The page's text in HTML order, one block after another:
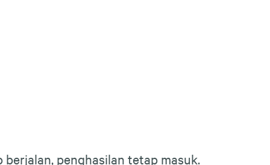
penghasilan tetap masuk.